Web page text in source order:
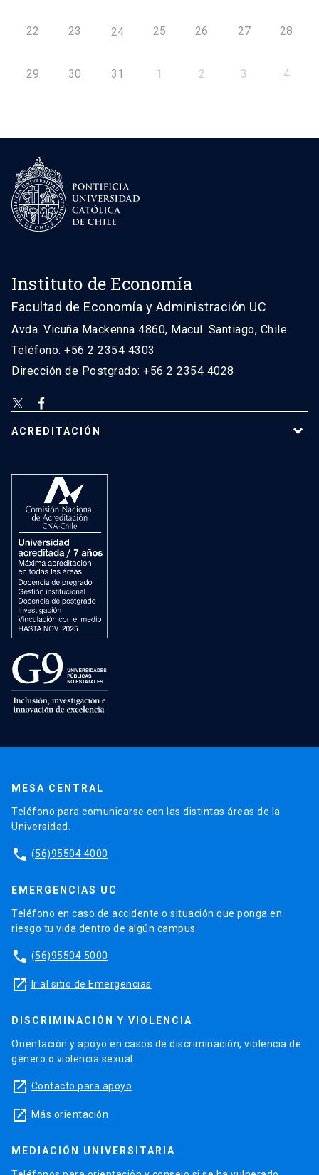
22 23 24 25 26 27 28
29 30 31 1 2 3 4
Instituto de Economía
Facultad de Economía y Administración UC
Avda. Vicuña Mackenna 4860, Macul. Santiago, Chile
Teléfono: +56 2 2354 4303
Dirección de Postgrado: +56 2 2354 4028
ACREDITACIÓN
MESA CENTRAL
Teléfono para comunicarse con las distintas áreas de la
Universidad.
phone (56)95504 4000
EMERGENCIAS UC
Teléfono en caso de accidente o situación que ponga en
riesgo tu vida dentro de algún campus.
phone (56)95504 5000
launch Ir al sitio de Emergencias
DISCRIMINACIÓN Y VIOLENCIA
Orientación y apoyo en casos de discriminación, violencia de
género o violencia sexual.
launch Contacto para apoyo
launch Más orientación
MEDIACIÓN UNIVERSITARIA